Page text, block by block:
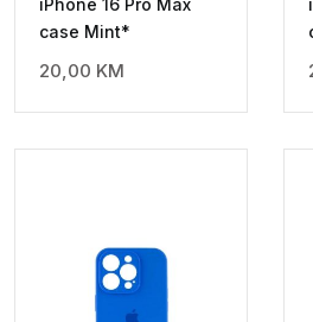
iPhone 16 Pro Max
case Mint*
20,00 KM